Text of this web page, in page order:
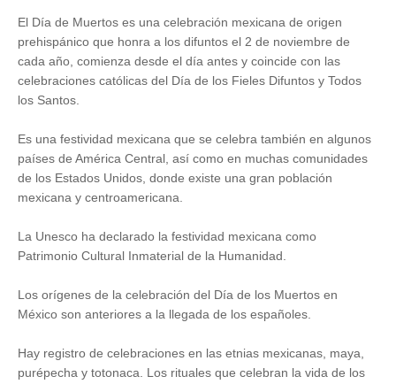
El Día de Muertos es una celebración mexicana de origen
prehispánico que honra a los difuntos el 2 de noviembre de
cada año, comienza desde el día antes y coincide con las
celebraciones católicas del Día de los Fieles Difuntos y Todos
los Santos.
Es una festividad mexicana que se celebra también en algunos
países de América Central, así como en muchas comunidades
de los Estados Unidos, donde existe una gran población
mexicana y centroamericana.
La Unesco ha declarado la festividad mexicana como
Patrimonio Cultural Inmaterial de la Humanidad.
Los orígenes de la celebración del Día de los Muertos en
México son anteriores a la llegada de los españoles.
Hay registro de celebraciones en las etnias mexicanas, maya,
purépecha y totonaca. Los rituales que celebran la vida de los